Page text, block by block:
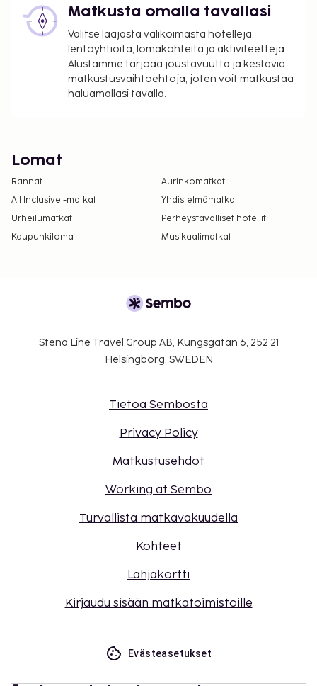
Matkusta omalla tavallasi
Valitse laajasta valikoimasta hotelleja,
lentoyhtiöitä, lomakohteita ja aktiviteetteja.
Alustamme tarjoaa joustavuutta ja kestäviä
matkustusvaihtoehtoja, joten voit matkustaa
haluamallasi tavalla.
Lomat
Rannat
Aurinkomatkat
All Inclusive -matkat
Yhdistelmämatkat
Urheilumatkat
Perheystävälliset hotellit
Kaupunkiloma
Musikaalimatkat
Stena Line Travel Group AB, Kungsgatan 6, 252 21
Helsingborg, SWEDEN
Tietoa Sembosta
Privacy Policy
Matkustusehdot
Working at Sembo
Turvallista matkavakuudella
Kohteet
Lahjakortti
Kirjaudu sisään matkatoimistoille
Evästeasetukset